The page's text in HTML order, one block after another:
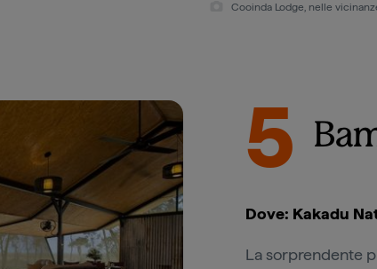
Cooinda Lodge, nelle
5
Dove: Kakadu
La sorprendente